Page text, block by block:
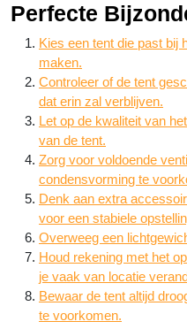
Perfecte
Kies een tent die past bij
maken.
Controleer of de tent
dat erin zal verblijven.
Let op de kwaliteit van
van de tent.
Zorg voor voldoende
condensvorming te
Denk aan extra
voor een stabiele
Overweeg een
Houd rekening met het
je vaak van locatie
Bewaar de tent altijd
te voorkomen.